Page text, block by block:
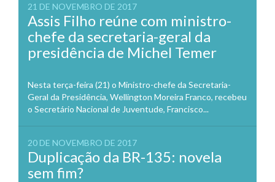
21 DE NOVEMBRO DE 2017
Assis Filho reúne com ministro-
chefe da secretaria-geral da
presidência de Michel Temer
Nesta terça-feira (21) o Ministro-chefe da Secretaria-
Geral da Presidência, Wellington Moreira Franco, recebeu
o Secretário Nacional de Juventude, Francisco...
20 DE NOVEMBRO DE 2017
Duplicação da BR-135: novela
sem fim?